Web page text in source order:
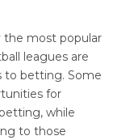
the most popular
leagues are
to betting. Some
for
while
to those